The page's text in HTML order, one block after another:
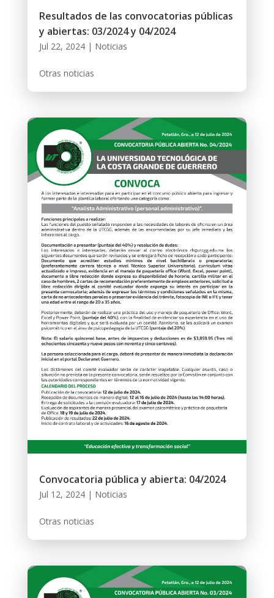
Resultados de las convocatorias públicas
y abiertas: 03/2024 y 04/2024
Jul 22, 2024| Noticias
Otras noticias
Convocatoria pública y abierta: 04/2024
Jul 12, 2024| Noticias
Otras noticias